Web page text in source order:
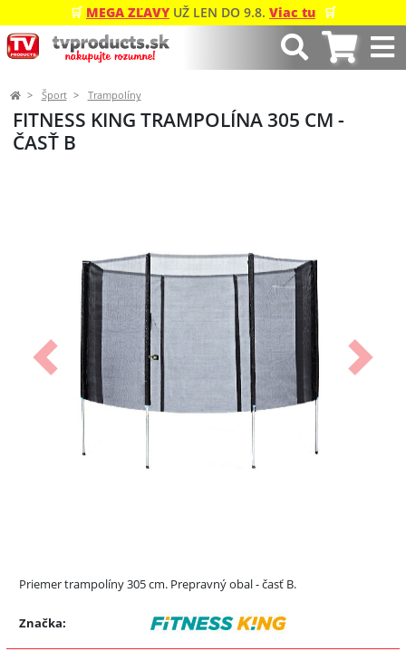
🛒 MEGA ZĽAVY UŽ LEN DO 9.8. Viac tu 🛒
Šport Trampolíny
FITNESS KING TRAMPOLÍNA 305 CM -
ČASŤ B
Predchádzajúci Ďalší
Priemer trampolíny 305 cm. Prepravný obal - časť B.
Značka: